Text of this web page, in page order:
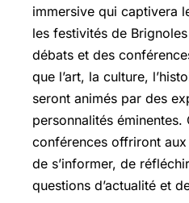
immersive qui captivera
les festivités de
débats et des
que l’art, la culture,
seront animés par des
personnalités éminentes.
conférences offriront
de s’informer, de
questions d’actualité et